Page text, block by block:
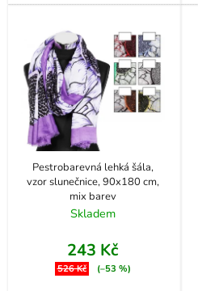
Pestrobarevná lehká šála,
vzor slunečnice, 90x180 cm,
mix barev
Skladem
243 Kč
526 Kč (–53 %)